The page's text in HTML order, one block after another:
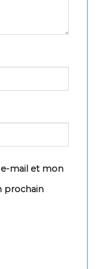
mail et mon
prochain